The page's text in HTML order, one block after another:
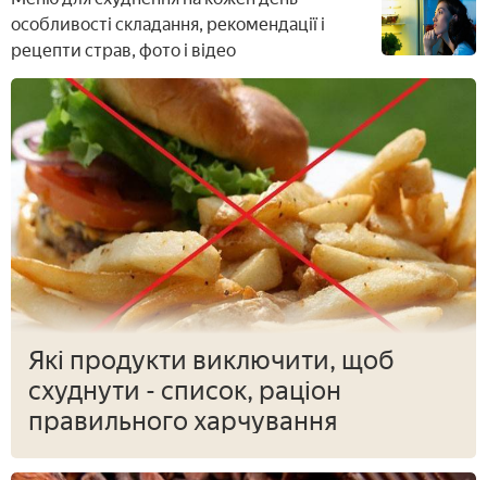
особливості складання, рекомендації і
рецепти страв, фото і відео
Які продукти виключити, щоб
схуднути - список, раціон
правильного харчування